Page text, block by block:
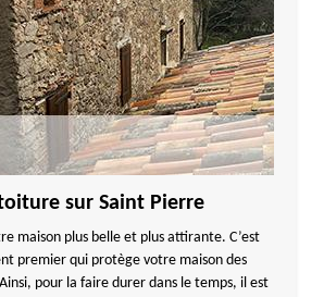
sur Saint Pierre
maison plus belle et plus attirante. C’est
premier qui protège votre maison des
pour la faire durer dans le temps, il est